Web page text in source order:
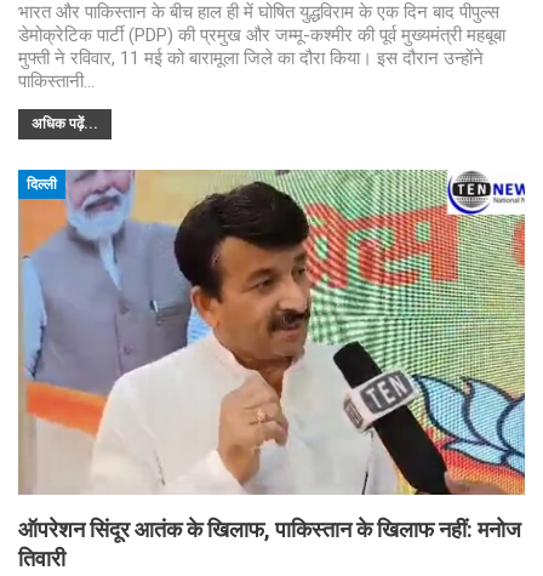
भारत और पाकिस्तान के बीच हाल ही में घोषित युद्धविराम के एक दिन बाद पीपुल्स
डेमोक्रेटिक पार्टी (PDP) की प्रमुख और जम्मू-कश्मीर की पूर्व मुख्यमंत्री महबूबा
मुफ्ती ने रविवार, 11 मई को बारामूला जिले का दौरा किया। इस दौरान उन्होंने
पाकिस्तानी…
अधिक पढ़ें...
दिल्ली
ऑपरेशन सिंदूर आतंक के खिलाफ, पाकिस्तान के खिलाफ नहीं: मनोज
तिवारी